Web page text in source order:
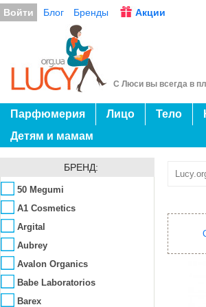
Войти Блог Бренды Акции
С Люси вы всегда в
Парфюмерия Лицо Тело
Детям и мамам
БРЕНД:
50 Megumi
A1 Cosmetics
Argital
Aubrey
Avalon Organics
Babe Laboratorios
Barex